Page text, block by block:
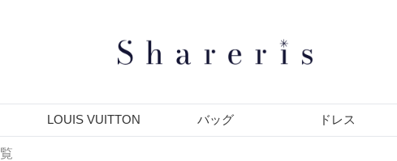
LOUIS VUITTON バッグ ドレス